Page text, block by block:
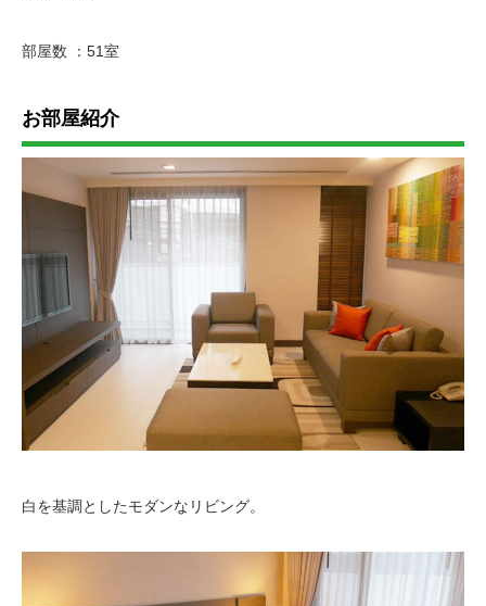
部屋数 ：51室
お部屋紹介
白を基調としたモダンなリビング。